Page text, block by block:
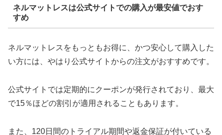
ネルマットレスは公式サイトでの購入が最安値でおす
すめ
ネルマットレスをもっともお得に、かつ安心して購入した
い方には、やはり公式サイトからの注文がおすすめです。
公式サイトでは定期的にクーポンが発行されており、最大
で15％ほどの割引が適用されることもあります。
また、120日間のトライアル期間や返金保証が付いている